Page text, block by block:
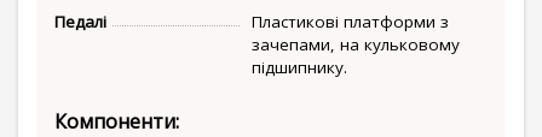
Педалі
Пластикові платформи з
зачепами, на кульковому
підшипнику.
Компоненти: